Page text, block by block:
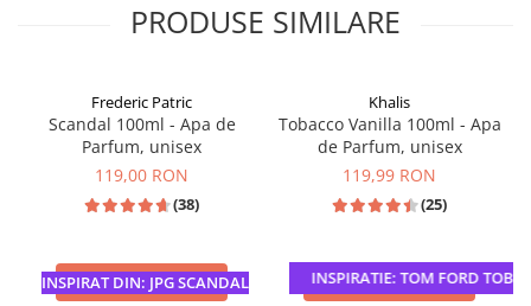
PRODUSE SIMILARE
INSPIRAT DIN: JPG SCANDAL
Frederic Patric
Scandal 100ml - Apa de
Parfum, unisex
119,00 RON
(38)
ADAUGA IN COS INSPIRATIE: TOM FORD
Khalis
Tobacco Vanilla 100ml - Apa
de Parfum, unisex
119,99 RON
(25)
ADAUGA IN COS